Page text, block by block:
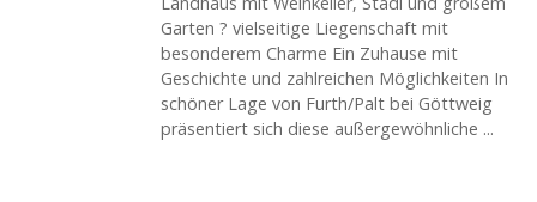
Garten ? vielseitige Liegenschaft mit
besonderem Charme Ein Zuhause mit
Geschichte und zahlreichen Möglichkeiten In
schöner Lage von Furth/Palt bei Göttweig
präsentiert sich diese außergewöhnliche ...